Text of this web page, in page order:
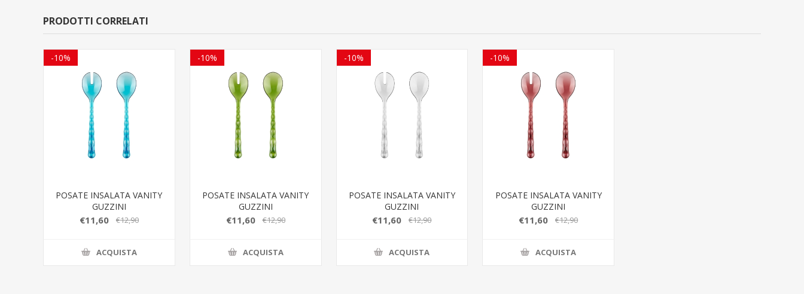
PRODOTTI CORRELATI
-10%
POSATE INSALATA VANITY
GUZZINI
€11,60 €12,90
ACQUISTA
-10%
POSATE INSALATA VANITY
GUZZINI
€11,60 €12,90
ACQUISTA
-10%
POSATE INSALATA VANITY
GUZZINI
€11,60 €12,90
ACQUISTA
-10%
POSATE INSALATA VANITY
GUZZINI
€11,60 €12,90
ACQUISTA